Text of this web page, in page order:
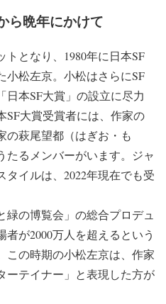
ら晩年にかけて
トとなり、1980年に日本SF
小松左京。小松はさらにSF
本SF大賞」の設立に尽力
SF大賞受賞者には、作家の
の萩尾望都（はぎお・も
たるメンバーがいます。ジャ
タイルは、2022年現在でも受
緑の博覧会」の総合プロデュ
が2000万人を超えるという
この時期の小松左京は、作家
ーテイナー」と表現した方が